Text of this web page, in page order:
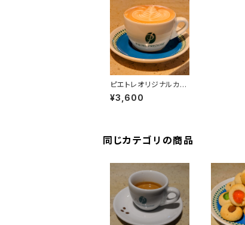
ピエトレオリジナルカッ
プ＆ソーサー（８ozカッ
プ）
¥3,600
同じカテゴリの商品